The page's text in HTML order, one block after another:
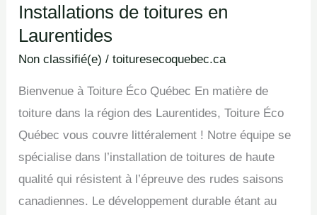
Installations de toitures en
Laurentides
Non classifié(e) /toituresecoquebec.ca
Bienvenue à Toiture Éco Québec En matière de
toiture dans la région des Laurentides, Toiture Éco
Québec vous couvre littéralement ! Notre équipe se
spécialise dans l’installation de toitures de haute
qualité qui résistent à l’épreuve des rudes saisons
canadiennes. Le développement durable étant au
Installations
de
toitures
Laurentides